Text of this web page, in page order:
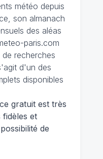
météo depuis
son almanach
des aléas
paris.com
recherches
d'un des
disponibles
gratuit est très
et
de